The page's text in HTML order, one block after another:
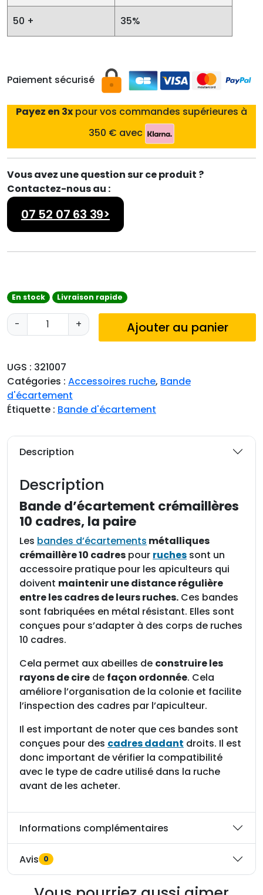
50 + 35%
Paiement sécurisé
Payez en 3x pour vos commandes supérieures à
350 € avec
Vous avez une question sur ce produit ?
Contactez-nous au :
07 52 07 63 39>
En stock Livraison rapide
-
q
u
n
t
i
t
è
e
1
+ Ajouter au panier
UGS : 321007
Catégories : Accessoires ruche, Bande
d'écartement
Étiquette : Bande d'écartement
Description
Description
Bande d’écartement crémaillères
10 cadres, la paire
Les bandes d’écartements métalliques
crémaillère 10 cadres pour ruches sont un
accessoire pratique pour les apiculteurs qui
doivent maintenir une distance régulière
entre les cadres de leurs ruches. Ces bandes
sont fabriquées en métal résistant. Elles sont
conçues pour s’adapter à des corps de ruches
10 cadres.
Cela permet aux abeilles de construire les
rayons de cire de façon ordonnée. Cela
améliore l’organisation de la colonie et facilite
l’inspection des cadres par l’apiculteur.
Il est important de noter que ces bandes sont
conçues pour des cadres dadant droits. Il est
donc important de vérifier la compatibilité
avec le type de cadre utilisé dans la ruche
avant de les acheter.
Informations complémentaires
Avis 0